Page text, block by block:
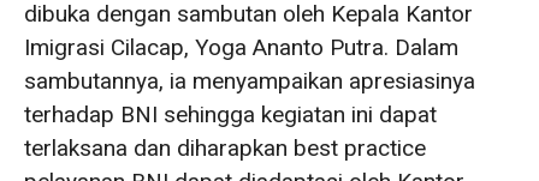
dibuka dengan sambutan oleh Kepala Kantor
Imigrasi Cilacap, Yoga Ananto Putra. Dalam
sambutannya, ia menyampaikan apresiasinya
terhadap BNI sehingga kegiatan ini dapat
terlaksana dan diharapkan best practice